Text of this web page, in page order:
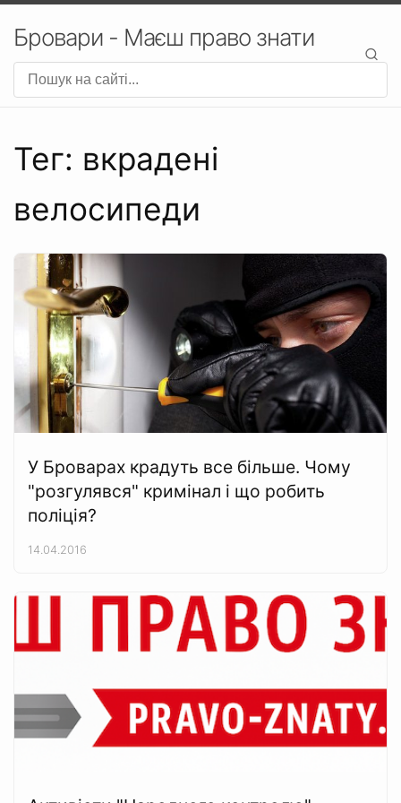
Бровари - Маєш право знати
Тег: вкрадені
велосипеди
У Броварах крадуть все більше. Чому
"розгулявся" кримінал і що робить
поліція?
14.04.2016